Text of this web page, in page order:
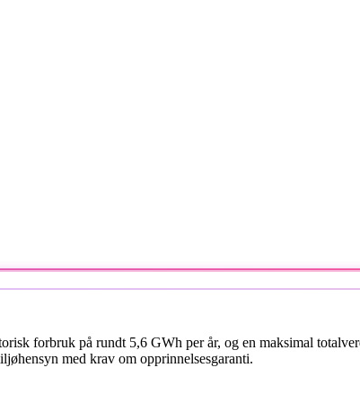
forbruk på rundt 5,6 GWh per år, og en maksimal
med krav om opprinnelsesgaranti.